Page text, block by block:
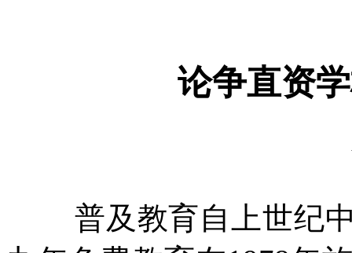
论争直资
普及教育自上世纪